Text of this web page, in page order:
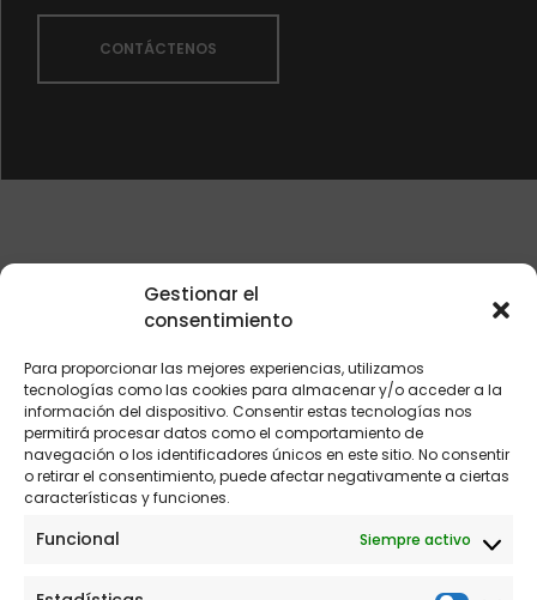
Gestionar el
consentimiento
Para proporcionar las mejores experiencias, utilizamos
tecnologías como las cookies para almacenar y/o acceder a la
información del dispositivo. Consentir estas tecnologías nos
permitirá procesar datos como el comportamiento de
navegación o los identificadores únicos en este sitio. No consentir
o retirar el consentimiento, puede afectar negativamente a ciertas
características y funciones.
Funcional Siempre activo
CONTÁCTENOS